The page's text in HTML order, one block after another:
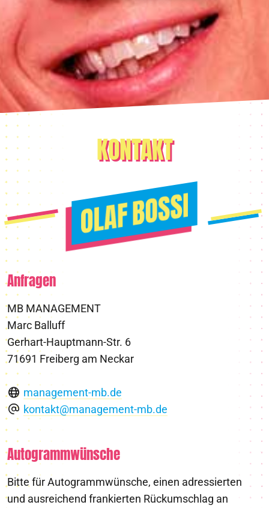
KONTAKT
Anfragen
MB MANAGEMENT
Marc Balluff
Gerhart-Hauptmann-Str. 6
71691 Freiberg am Neckar
management-mb.de
kontakt@management-mb.de
Autogrammwünsche
Bitte für Autogrammwünsche, einen adressierten
und ausreichend frankierten Rückumschlag an